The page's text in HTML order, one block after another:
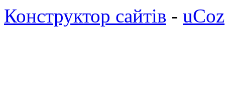
Конструктор сайтів - uCoz